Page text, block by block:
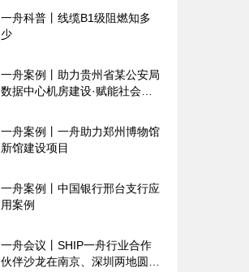
一舟科普丨线缆B1级阻燃知多
少
一舟案例丨助力贵州省某公安局
数据中心机房建设·赋能社会治
一舟案例丨一舟助力郑州博物馆
新馆建设项目
一舟案例丨中国银行邢台支行应
用案例
一舟会议丨SHIP一舟行业合作
伙伴沙龙在南京、深圳两地圆满